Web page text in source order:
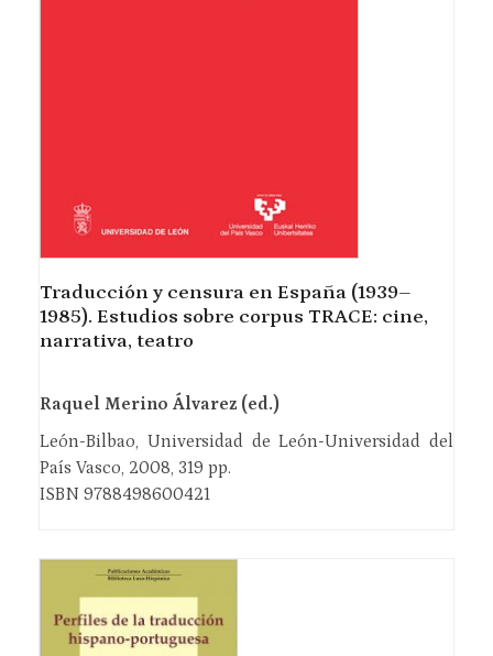
Traducción y censura en España (1939–
1985). Estudios sobre corpus TRACE: cine,
narrativa, teatro
Raquel Merino Álvarez (ed.)
León-Bilbao, Universidad de León-Universidad del
País Vasco, 2008, 319 pp.
ISBN 9788498600421